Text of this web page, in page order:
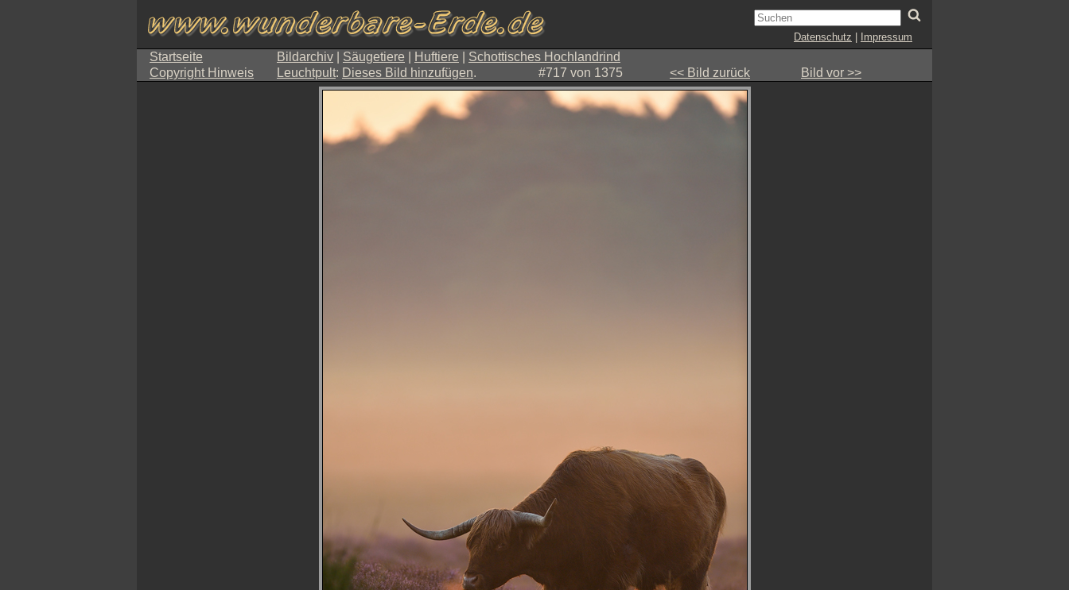
Datenschutz Impressum
Startseite Bildarchiv Säugetiere Huftiere
Schottisches Hochlandrind
Copyright Hinweis
Leuchtpult: Dieses Bild hinzufügen. #717 von 1375 << Bild zurück Bild vor >>